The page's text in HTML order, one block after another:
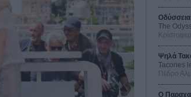
Οδύσσεια
The
Ψηλά
Tacones
Πέδρο
Ο